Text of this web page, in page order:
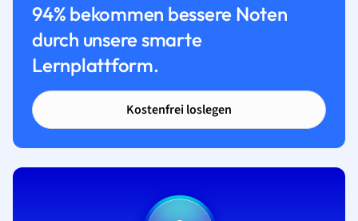
94% bekommen bessere Noten
durch unsere smarte
Lernplattform.
Kostenfrei loslegen